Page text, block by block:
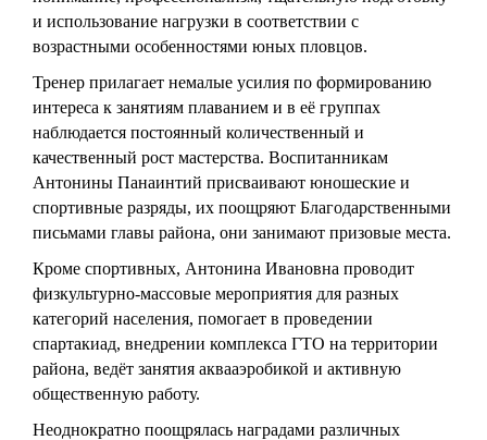
и использование нагрузки в соответствии с
возрастными особенностями юных пловцов.
Тренер прилагает немалые усилия по формированию
интереса к занятиям плаванием и в её группах
наблюдается постоянный количественный и
качественный рост мастерства. Воспитанникам
Антонины Панаинтий присваивают юношеские и
спортивные разряды, их поощряют Благодарственными
письмами главы района, они занимают призовые места.
Кроме спортивных, Антонина Ивановна проводит
физкультурно-массовые мероприятия для разных
категорий населения, помогает в проведении
спартакиад, внедрении комплекса ГТО на территории
района, ведёт занятия аквааэробикой и активную
общественную работу.
Неоднократно поощрялась наградами различных